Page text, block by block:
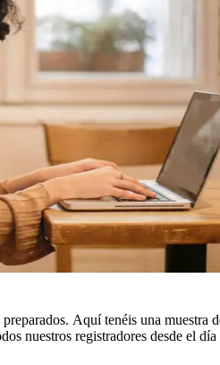
preparados. Aquí tenéis una
nuestros registradores desde el